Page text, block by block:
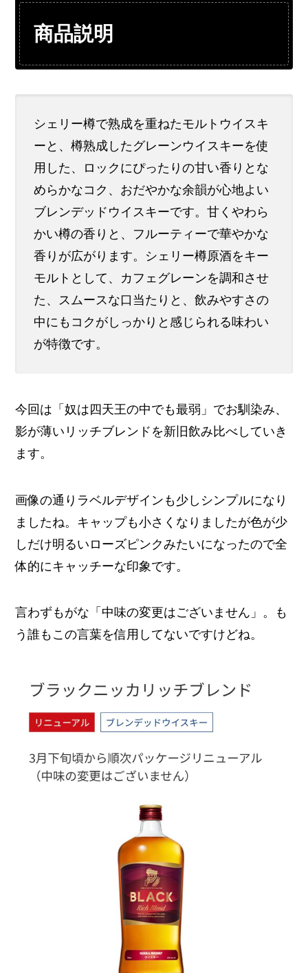
商品説明
シェリー樽で熟成を重ねたモルトウイスキ
ーと、樽熟成したグレーンウイスキーを使
用した、ロックにぴったりの甘い香りとな
めらかなコク、おだやかな余韻が心地よい
ブレンデッドウイスキーです。甘くやわら
かい樽の香りと、フルーティーで華やかな
香りが広がります。シェリー樽原酒をキー
モルトとして、カフェグレーンを調和させ
た、スムースな口当たりと、飲みやすさの
中にもコクがしっかりと感じられる味わい
が特徴です。
今回は「奴は四天王の中でも最弱」でお馴染み、
影が薄いリッチブレンドを新旧飲み比べしていき
ます。
画像の通りラベルデザインも少しシンプルになり
ましたね。キャップも小さくなりましたが色が少
しだけ明るいローズピンクみたいになったので全
体的にキャッチーな印象です。
言わずもがな「中味の変更はございません」。も
う誰もこの言葉を信用してないですけどね。